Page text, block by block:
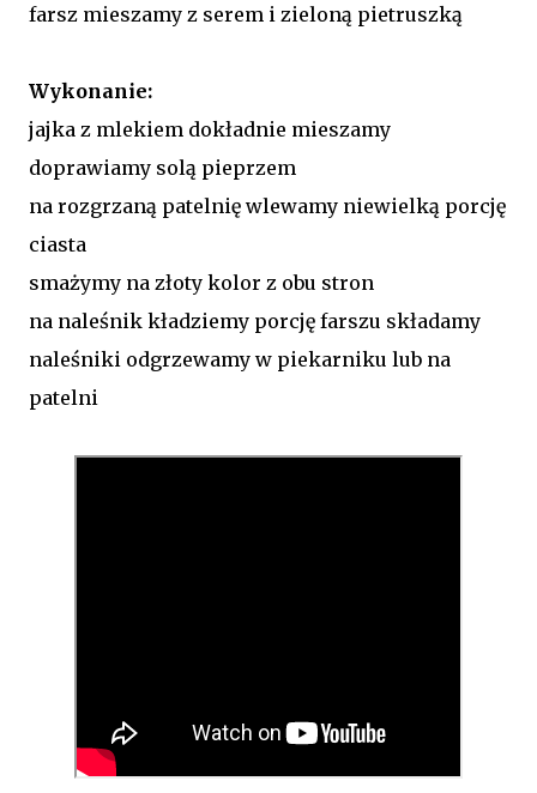
farsz mieszamy z serem i zieloną pietruszką
Wykonanie:
jajka z mlekiem dokładnie mieszamy
doprawiamy solą pieprzem
na rozgrzaną patelnię wlewamy niewielką porcję
ciasta
smażymy na złoty kolor z obu stron
na naleśnik kładziemy porcję farszu składamy
naleśniki odgrzewamy w piekarniku lub na
patelni